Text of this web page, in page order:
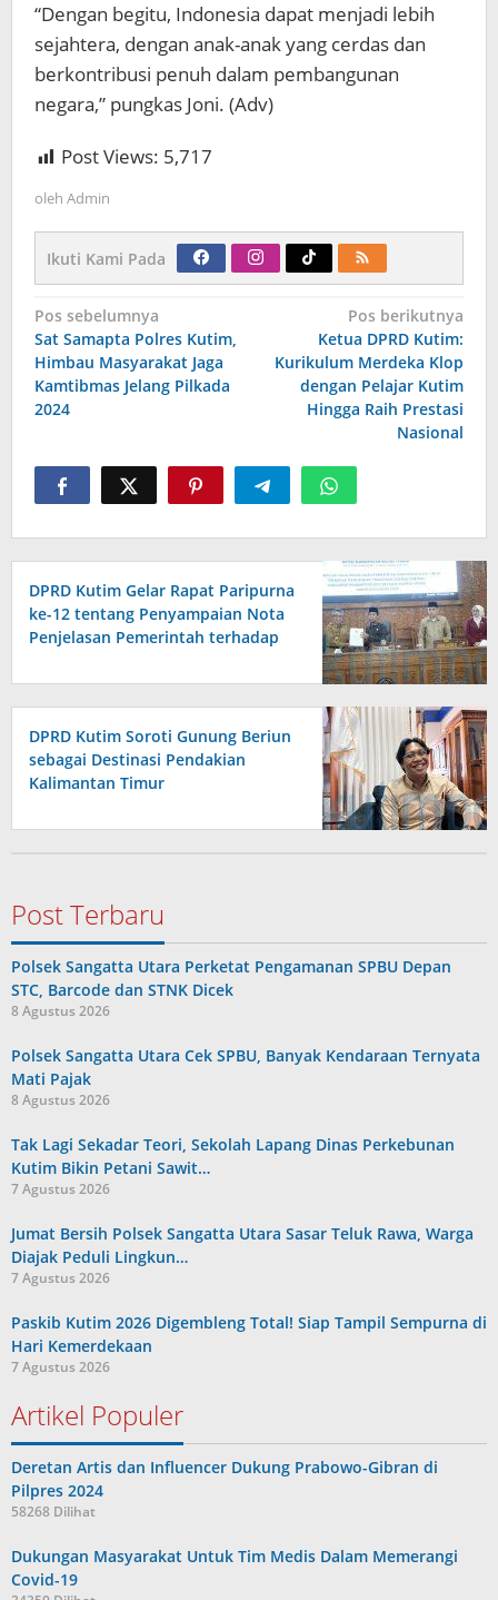
“Dengan begitu, Indonesia dapat menjadi lebih
sejahtera, dengan anak-anak yang cerdas dan
berkontribusi penuh dalam pembangunan
negara,” pungkas Joni. (Adv)
Post Views: 5,717
oleh Admin
Ikuti Kami Pada
Navigasi
pos
Pos sebelumnya
Sat Samapta Polres Kutim,
Himbau Masyarakat Jaga
Kamtibmas Jelang Pilkada
2024
Pos berikutnya
Ketua DPRD Kutim:
Kurikulum Merdeka Klop
dengan Pelajar Kutim
Hingga Raih Prestasi
Nasional
DPRD Kutim Gelar Rapat Paripurna
ke-12 tentang Penyampaian Nota
Penjelasan Pemerintah terhadap
DPRD Kutim Soroti Gunung Beriun
sebagai Destinasi Pendakian
Kalimantan Timur
Post Terbaru
Polsek Sangatta Utara Perketat Pengamanan SPBU Depan
STC, Barcode dan STNK Dicek
8 Agustus 2026
Polsek Sangatta Utara Cek SPBU, Banyak Kendaraan Ternyata
Mati Pajak
8 Agustus 2026
Tak Lagi Sekadar Teori, Sekolah Lapang Dinas Perkebunan
Kutim Bikin Petani Sawit…
7 Agustus 2026
Jumat Bersih Polsek Sangatta Utara Sasar Teluk Rawa, Warga
Diajak Peduli Lingkun…
7 Agustus 2026
Paskib Kutim 2026 Digembleng Total! Siap Tampil Sempurna di
Hari Kemerdekaan
7 Agustus 2026
Artikel Populer
Deretan Artis dan Influencer Dukung Prabowo-Gibran di
Pilpres 2024
58268 Dilihat
Dukungan Masyarakat Untuk Tim Medis Dalam Memerangi
Covid-19